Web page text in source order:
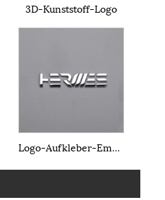
3D-Kunststoff-Logo
Logo-Aufkleber-Emblem